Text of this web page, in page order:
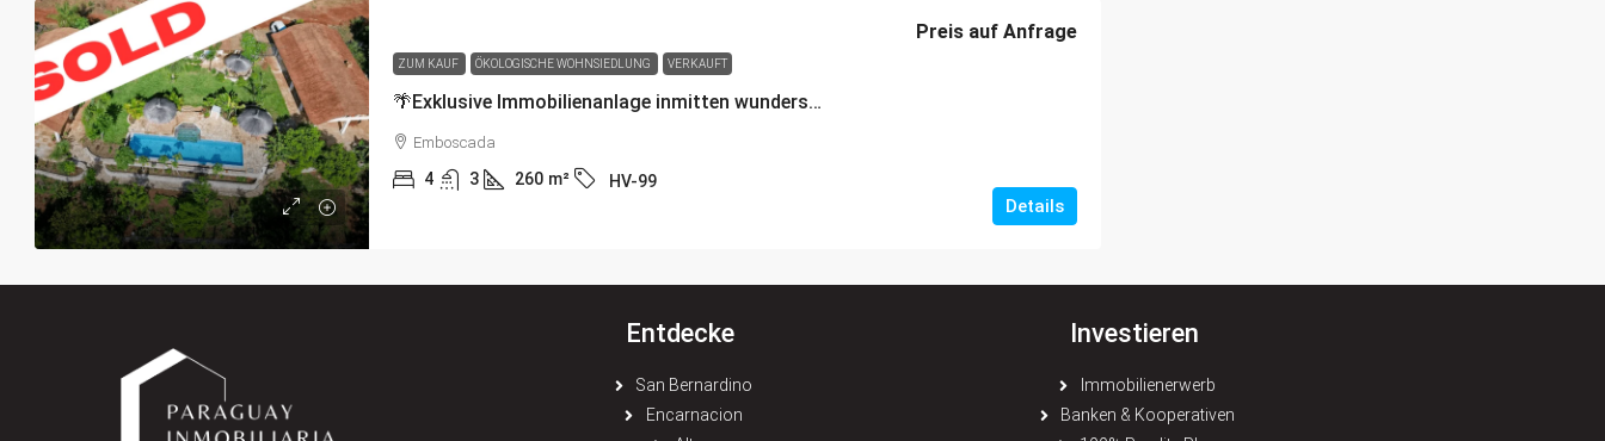
ZUM KAUF ÖKOLOGISCHE WOHNSIEDLUNG VERKAUFT
🌴Exklusive Immobilienanlage inmitten wunderschöner Natur – Ihr neues Zuhause in Paraguay
Preis auf Anfrage
Emboscada
4 3 260 m² HV-99
Details
Entdecke
San Bernardino
Encarnacion
Investieren
Immobilienerwerb
Banken & Kooperativen